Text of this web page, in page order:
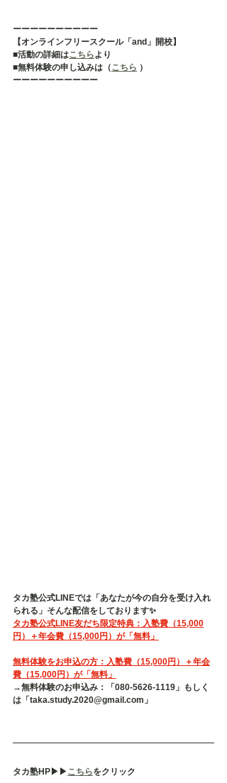
ーーーーーーーーーー
【オンラインフリースクール「and」開校】
■活動の詳細はこちらより
■無料体験の申し込みは（こちら ）
ーーーーーーーーーー
タカ塾公式LINEでは「あなたが今の自分を受け入れ
られる」そんな配信をしております✨
タカ塾公式LINE友だち限定特典：入塾費（15,000
円）＋年会費（15,000円）が「無料」
無料体験をお申込の方：入塾費（15,000円）＋年会
費（15,000円）が「無料」
→無料体験のお申込み：「080-5626-1119」もしく
は「taka.study.2020@gmail.com」
タカ塾HP▶︎▶︎こちらをクリック